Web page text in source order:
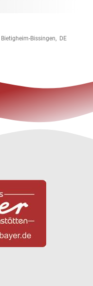
Bissingen, DE